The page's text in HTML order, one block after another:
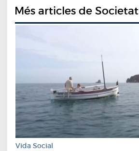
Més articles de Societat
Vida Social